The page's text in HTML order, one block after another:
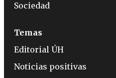
Sociedad
Temas
Editorial ÚH
Noticias positivas